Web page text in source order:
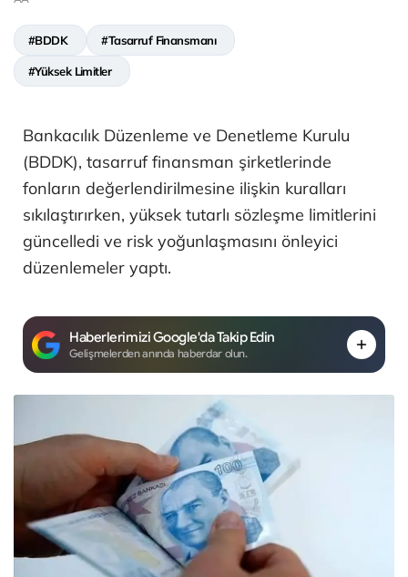
#BDDK #Tasarruf Finansmanı
#Yüksek Limitler
Bankacılık Düzenleme ve Denetleme Kurulu
(BDDK), tasarruf finansman şirketlerinde
fonların değerlendirilmesine ilişkin kuralları
sıkılaştırırken, yüksek tutarlı sözleşme limitlerini
güncelledi ve risk yoğunlaşmasını önleyici
düzenlemeler yaptı.
Haberlerimizi Google'da Takip Edin
Gelişmelerden anında haberdar olun.